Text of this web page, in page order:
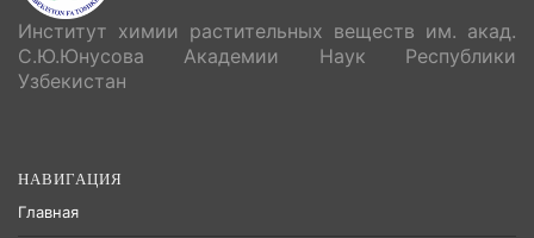
Институт химии растительных веществ им. акад.
С.Ю.Юнусова Академии Наук Республики
Узбекистан
НАВИГАЦИЯ
Главная